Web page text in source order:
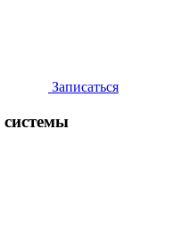
Записаться